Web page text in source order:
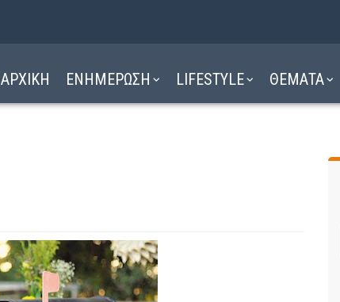
ΑΡΧΙΚΗ ΕΝΗΜΕΡΩΣΗ LIFESTYLE ΘΕΜΑΤΑ